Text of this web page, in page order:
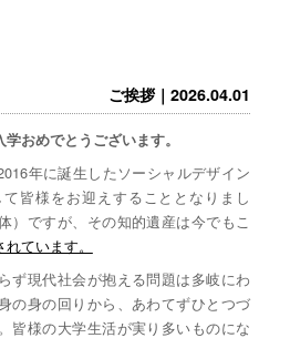
ご挨拶｜2026.04.01
おめでとうございます。
年に誕生したソーシャルデザイン
皆様をお迎えすることとなりまし
）ですが、その知的遺産は今でもこ
ています。
ず現代社会が抱える問題は多岐にわ
の身の回りから、あわてずひとつづ
皆様の大学生活が実り多いものにな